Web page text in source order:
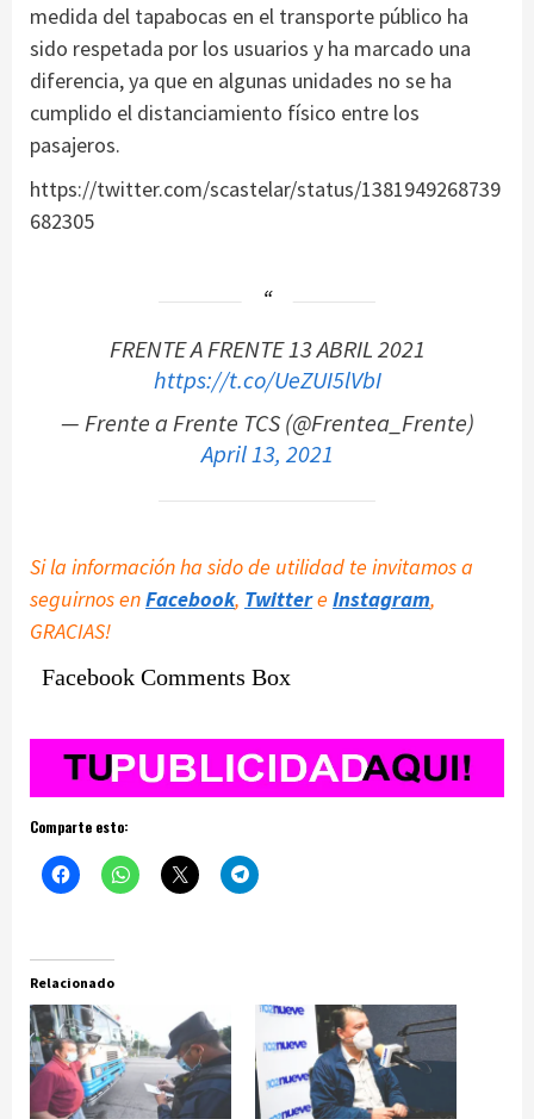
medida del tapabocas en el transporte público ha
sido respetada por los usuarios y ha marcado una
diferencia, ya que en algunas unidades no se ha
cumplido el distanciamiento físico entre los
pasajeros.
https://twitter.com/scastelar/status/1381949268739
682305
FRENTE A FRENTE 13 ABRIL 2021
https://t.co/UeZUI5lVbI
— Frente a Frente TCS (@Frentea_Frente)
April 13, 2021
Si la información ha sido de utilidad te invitamos a
seguirnos enFacebook, Twittere Instagram,
GRACIAS!
Facebook Comments Box
Comparte esto:
Relacionado